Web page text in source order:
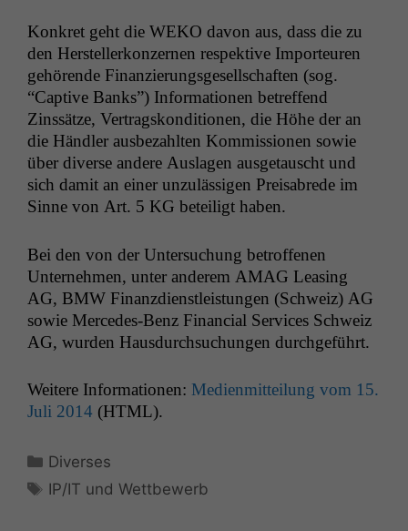
Konkret geht die WEKO davon aus, dass die zu
den Her­stellerkonz­er­nen respek­tive Impor­teuren
gehörende Finanzierungs­ge­sellschaften (sog.
“Cap­tive Banks”) Infor­ma­tio­nen betr­e­f­fend
Zinssätze, Ver­tragskon­di­tio­nen, die Höhe der an
die Händler aus­bezahlten Kom­mis­sio­nen sowie
über diverse andere Aus­la­gen aus­ge­tauscht und
sich damit an ein­er unzuläs­si­gen Preisabrede im
Sinne von Art. 5 KG beteiligt haben.
Bei den von der Unter­suchung betrof­fe­nen
Unternehmen, unter anderem AMAG Leas­ing
AG, BMW Finanz­di­en­stleis­tun­gen (Schweiz) AG
sowie Mer­cedes-Benz Finan­cial Ser­vices Schweiz
AG, wur­den Haus­durch­suchun­gen durchgeführt.
Weit­ere Infor­ma­tio­nen: Medi­en­mit­teilung vom 15.
Juli 2014 (HTML).
Kategorien
Diverses
Schlagwörter
IP/IT und Wettbewerb